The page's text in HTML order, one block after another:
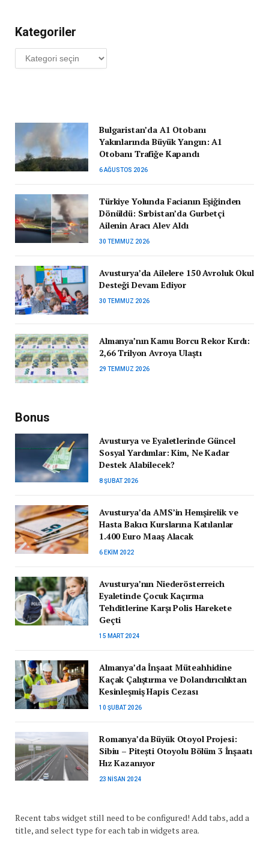
Kategoriler
Kategoriler
Bulgaristan’da A1 Otobanı
Yakınlarında Büyük Yangın: A1
Otobanı Trafiğe Kapandı
6 AĞUSTOS 2026
Türkiye Yolunda Facianın Eşiğinden
Dönüldü: Sırbistan’da Gurbetçi
Ailenin Aracı Alev Aldı
30 TEMMUZ 2026
Avusturya’da Ailelere 150 Avroluk Okul
Desteği Devam Ediyor
30 TEMMUZ 2026
Almanya’nın Kamu Borcu Rekor Kırdı:
2,66 Trilyon Avroya Ulaştı
29 TEMMUZ 2026
Bonus
Avusturya ve Eyaletlerinde Güncel
Sosyal Yardımlar: Kim, Ne Kadar
Destek Alabilecek?
8 ŞUBAT 2026
Avusturya’da AMS’in Hemşirelik ve
Hasta Bakıcı Kurslarına Katılanlar
1.400 Euro Maaş Alacak
6 EKIM 2022
Avusturya’nın Niederösterreich
Eyaletinde Çocuk Kaçırma
Tehditlerine Karşı Polis Harekete
Geçti
15 MART 2024
Almanya’da İnşaat Müteahhidine
Kaçak Çalıştırma ve Dolandırıcılıktan
Kesinleşmiş Hapis Cezası
10 ŞUBAT 2026
Romanya’da Büyük Otoyol Projesi:
Sibiu – Pitești Otoyolu Bölüm 3 İnşaatı
Hız Kazanıyor
23 NISAN 2024
Recent tabs widget still need to be configured! Add tabs, add a
title, and select type for each tab in widgets area.